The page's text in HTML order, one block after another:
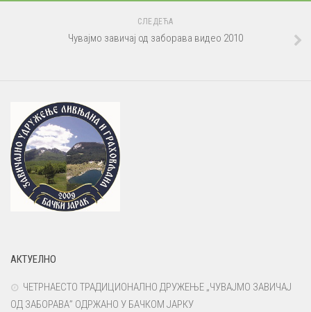
СЛЕДЕЋА
Чувајмо завичај од заборава видео 2010
АКТУЕЛНО
ЧЕТРНАЕСТО ТРАДИЦИОНАЛНО ДРУЖЕЊЕ „ЧУВАЈМО ЗАВИЧАЈ
ОД ЗАБОРАВА” ОДРЖАНО У БАЧКОМ ЈАРКУ